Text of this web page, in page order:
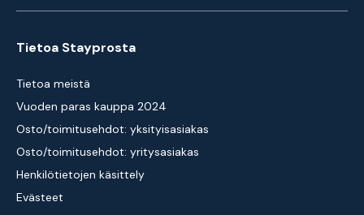
Tietoa Stayprosta
Tietoa meistä
Vuoden paras kauppa 2024
Osto/toimitusehdot: yksityisasiakas
Osto/toimitusehdot: yritysasiakas
Henkilötietojen käsittely
Evästeet